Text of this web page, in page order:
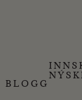
BLOGG